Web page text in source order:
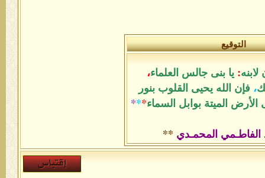
التوقيع
: يا بنى جالس العلماء،
، فإن الله يحيى القلوب بنور
الميتة بوابل السماء*
*
*
الفاطـمي المحمـدي **